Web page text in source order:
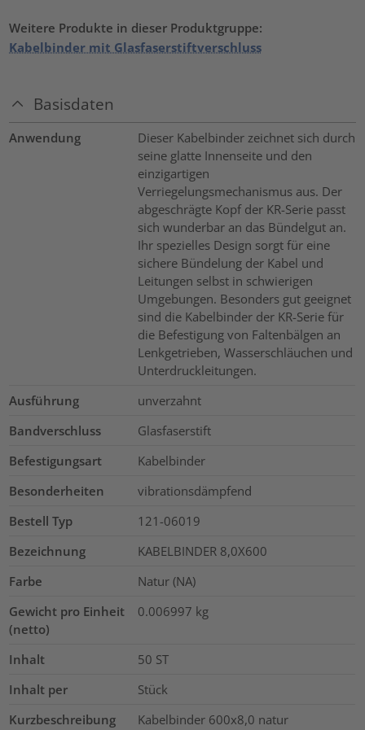
Weitere Produkte in dieser Produktgruppe:
Kabelbinder mit Glasfaserstiftverschluss
Basisdaten
Anwendung
Dieser Kabelbinder zeichnet sich durch
seine glatte Innenseite und den
einzigartigen
Verriegelungsmechanismus aus. Der
abgeschrägte Kopf der KR-Serie passt
sich wunderbar an das Bündelgut an.
Ihr spezielles Design sorgt für eine
sichere Bündelung der Kabel und
Leitungen selbst in schwierigen
Umgebungen. Besonders gut geeignet
sind die Kabelbinder der KR-Serie für
die Befestigung von Faltenbälgen an
Lenkgetrieben, Wasserschläuchen und
Unterdruckleitungen.
Ausführung
unverzahnt
Bandverschluss
Glasfaserstift
Befestigungsart
Kabelbinder
Besonderheiten
vibrationsdämpfend
Bestell Typ
121-06019
Bezeichnung
KABELBINDER 8,0X600
Farbe
Natur (NA)
Gewicht pro Einheit
(netto)
0.006997 kg
Inhalt 50 ST
Inhalt per
Stück
Kurzbeschreibung
Kabelbinder 600x8,0 natur